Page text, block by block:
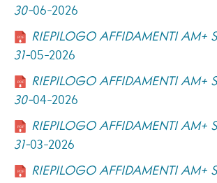
30-06-2026
RIEPILOGO AFFIDAMENTI AM+
31-05-2026
RIEPILOGO AFFIDAMENTI AM+
30-04-2026
RIEPILOGO AFFIDAMENTI AM+
31-03-2026
RIEPILOGO AFFIDAMENTI AM+